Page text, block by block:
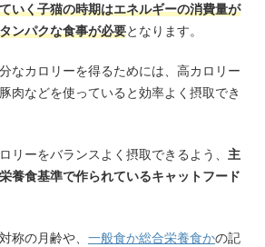
いく子猫の時期はエネルギーの消費量が
ンパクな食事が必要となります。
なカロリーを得るためには、高カロリー
肉などを使っていると効率よく摂取でき
リーをバランスよく摂取できるよう、 主
養食基準で作られているキャットフード
称の月齢や、 一般食か総合栄養食かの記